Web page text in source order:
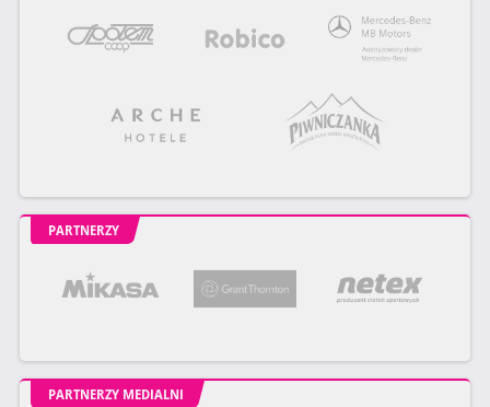
PARTNERZY
PARTNERZY MEDIALNI